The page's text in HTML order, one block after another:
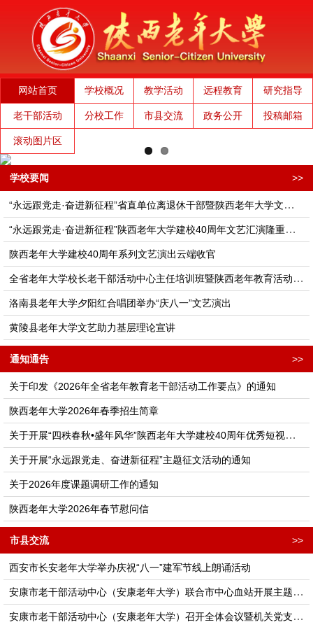
网站首页 学校概况 教学活动 远程教育 研究指导
老干部活动 分校工作 市县交流 政务公开 投稿邮箱
滚动图片区
>>
学校要闻
“永远跟党走·奋进新征程”省直单位离退休干部暨陕西老年大学文艺演出隆重举行
“永远跟党走·奋进新征程”陕西老年大学建校40周年文艺汇演隆重举行
陕西老年大学建校40周年系列文艺演出云端收官
全省老年大学校长老干部活动中心主任培训班​​​​​暨陕西老年教育活动高质量发展座谈会在西安举办
洛南县老年大学夕阳红合唱团举办“庆八一”文艺演出
黄陵县老年大学文艺助力基层理论宣讲
>>
通知通告
关于印发《2026年全省老年教育老干部活动工作要点》的通知
陕西老年大学2026年春季招生简章
关于开展“四秩春秋•盛年风华”陕西老年大学建校40周年优秀短视频征集活动的通知
关于开展“永远跟党走、奋进新征程”主题征文活动的通知
关于2026年度课题调研工作的通知
陕西老年大学2026年春节慰问信
>>
市县交流
西安市长安老年大学举办庆祝“八一”建军节线上朗诵活动
安康市老干部活动中心（安康老年大学）联合市中心血站开展主题党日活动
安康市老干部活动中心（安康老年大学）召开全体会议暨机关党支部理论学习会议